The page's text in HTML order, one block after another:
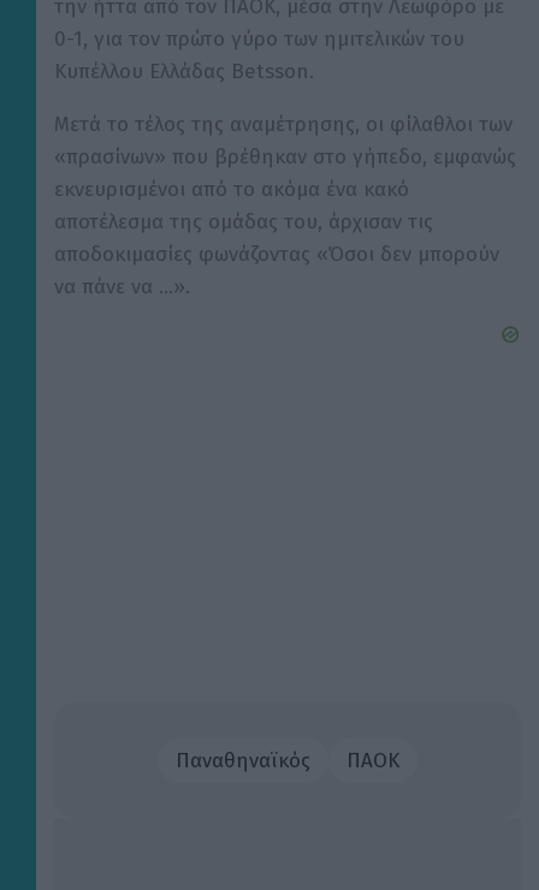
την ήττα από τον ΠΑΟΚ, μέσα στην Λεωφόρο με
0-1, για τον πρώτο γύρο των ημιτελικών του
Κυπέλλου Ελλάδας Betsson.
Μετά το τέλος της αναμέτρησης, οι φίλαθλοι των
«πρασίνων» που βρέθηκαν στο γήπεδο, εμφανώς
εκνευρισμένοι από το ακόμα ένα κακό
αποτέλεσμα της ομάδας του, άρχισαν τις
αποδοκιμασίες φωνάζοντας «Όσοι δεν μπορούν
να πάνε να …».
Παναθηναϊκός ΠΑΟΚ